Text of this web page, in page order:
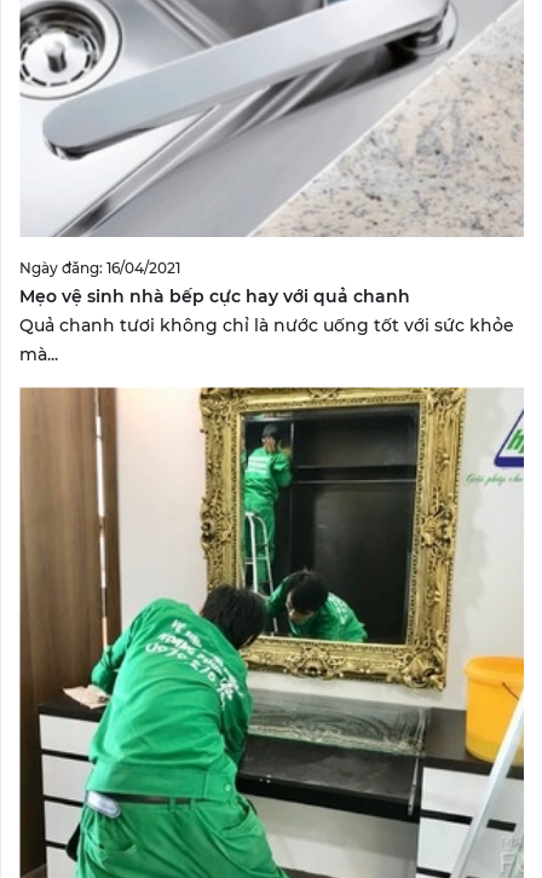
Ngày đăng: 16/04/2021
Mẹo vệ sinh nhà bếp cực hay với quả chanh
Quả chanh tươi không chỉ là nước uống tốt với sức khỏe
mà...